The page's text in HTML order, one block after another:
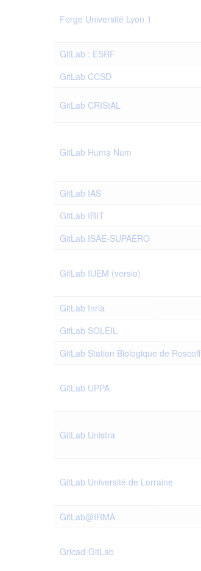
Forge Université Lyon 1
GitLab : ESRF
GitLab CCSD
GitLab CRIStAL
GitLab Huma Num
GitLab IAS
GitLab IRIT
GitLab ISAE-SUPAERO
GitLab IUEM (versio)
GitLab Inria
GitLab SOLEIL
GitLab Station Biologique de Roscoff
GitLab UPPA
GitLab Unistra
GitLab Université de Lorraine
GitLab@IRMA
Gricad-GitLab